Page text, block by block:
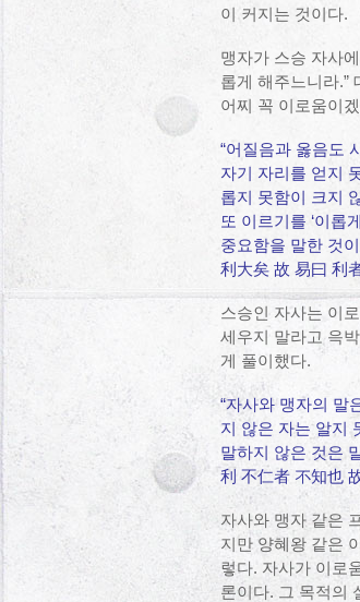
이 커지는 것이다.
맹자가 스승 자사
롭게 해주느니라.”
어찌 꼭 이로움이
“어질음과 옳음도
자기 자리를 얻지
롭지 못함이 크지
또 이르기를 ‘이롭
중요함을 말한 것
利大矣 故 易曰 利
스승인 자사는 이
세우지 말라고 윽
게 풀이했다.
“자사와 맹자의 말
지 않은 자는 알지
말하지 않은 것은
利 不仁者 不知也
자사와 맹자 같은
지만 양혜왕 같은
렇다. 자사가 이로
론이다. 그 목적의